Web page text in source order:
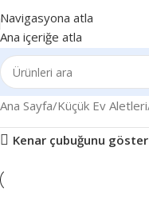
Navigasyona atla
Ana içeriğe atla
Ana Sayfa Küçük Ev Aletleri
Kenar çubuğunu göster